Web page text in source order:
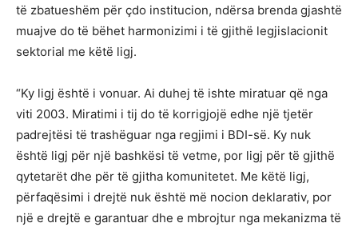
të zbatueshëm për çdo institucion, ndërsa brenda gjashtë
muajve do të bëhet harmonizimi i të gjithë legjislacionit
sektorial me këtë ligj.
“Ky ligj është i vonuar. Ai duhej të ishte miratuar që nga
viti 2003. Miratimi i tij do të korrigjojë edhe një tjetër
padrejtësi të trashëguar nga regjimi i BDI-së. Ky nuk
është ligj për një bashkësi të vetme, por ligj për të gjithë
qytetarët dhe për të gjitha komunitetet. Me këtë ligj,
përfaqësimi i drejtë nuk është më nocion deklarativ, por
një e drejtë e garantuar dhe e mbrojtur nga mekanizma të